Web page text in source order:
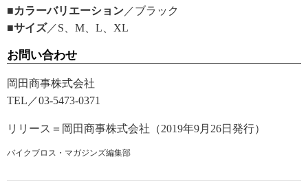
■カラーバリエーション ／ブラック
■サイズ／S、M、L、XL
お問い合わせ
岡田商事株式会社
TEL／03-5473-0371
リリース＝岡田商事株式会社（2019年9月26日発行）
バイクブロス・マガジンズ編集部